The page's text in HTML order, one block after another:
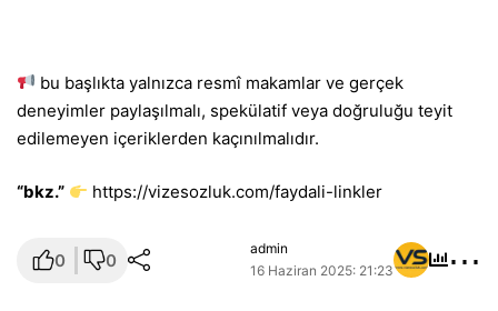
bu başlıkta yalnızca resmî makamlar ve gerçek
deneyimler paylaşılmalı, spekülatif veya doğruluğu teyit
edilemeyen içeriklerden kaçınılmalıdır.
“bkz.” https://vizesozluk.com/faydali-linkler
0 0
admin
16 Haziran 2025: 21:23
⋯